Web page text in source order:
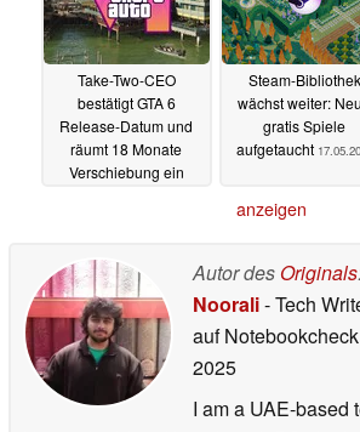
Take-Two-CEO
bestätigt GTA 6
Release-Datum und
räumt 18 Monate
Verschiebung ein
Steam-Bibliothek
wächst weiter:
gratis Spiele
aufgetaucht
anzeigen
Autor des Originals
Noorali- Tech
auf
2025
I am a UAE-based